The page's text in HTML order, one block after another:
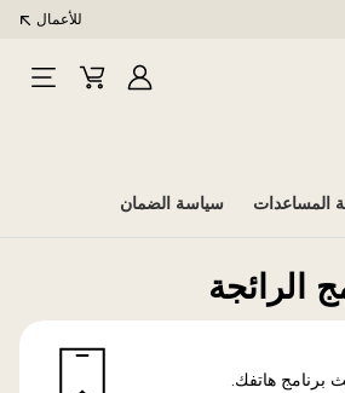
للأعمال
تسجيلCart
Open
المساعدات سياسة الضمان
الرائجة
برنامج هاتفك.